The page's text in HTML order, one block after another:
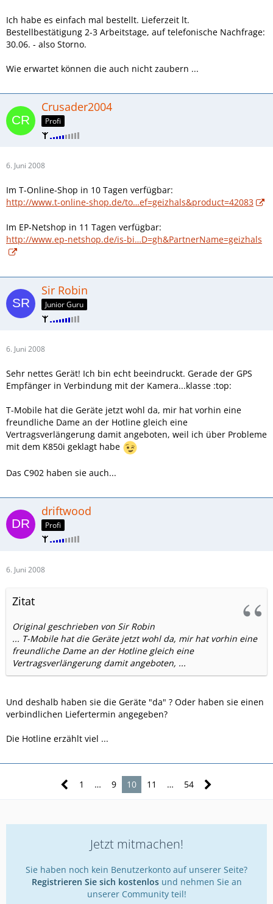
Ich habe es einfach mal bestellt. Lieferzeit lt.
Bestellbestätigung 2-3 Arbeitstage, auf telefonische Nachfrage:
30.06. - also Storno.
Wie erwartet können die auch nicht zaubern ...
Crusader2004
Profi
6. Juni 2008
Im T-Online-Shop in 10 Tagen verfügbar:
http://www.t-online-shop.de/to…ef=geizhals&product=42083
Im EP-Netshop in 11 Tagen verfügbar:
http://www.ep-netshop.de/is-bi…D=gh&PartnerName=geizhals
Sir Robin
Junior Guru
6. Juni 2008
Sehr nettes Gerät! Ich bin echt beeindruckt. Gerade der GPS
Empfänger in Verbindung mit der Kamera...klasse :top:
T-Mobile hat die Geräte jetzt wohl da, mir hat vorhin eine
freundliche Dame an der Hotline gleich eine
Vertragsverlängerung damit angeboten, weil ich über Probleme
mit dem K850i geklagt habe
Das C902 haben sie auch...
driftwood
Profi
6. Juni 2008
Zitat
Original geschrieben von Sir Robin
... T-Mobile hat die Geräte jetzt wohl da, mir hat vorhin eine
freundliche Dame an der Hotline gleich eine
Vertragsverlängerung damit angeboten, ...
Und deshalb haben sie die Geräte "da" ? Oder haben sie einen
verbindlichen Liefertermin angegeben?
Die Hotline erzählt viel ...
1 … 9 10 11 … 54
Jetzt mitmachen!
Sie haben noch kein Benutzerkonto auf unserer Seite?
Registrieren Sie sich kostenlosund nehmen Sie an
unserer Community teil!